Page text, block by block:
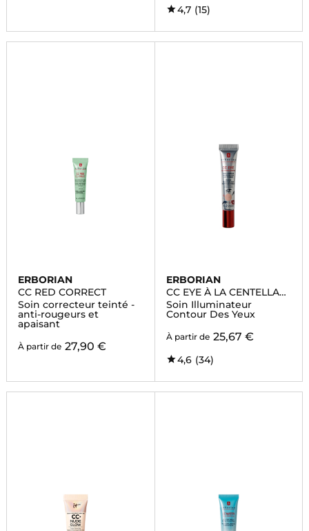
4,7 (15)
ERBORIAN
CC RED CORRECT
Soin correcteur teinté -
anti-rougeurs et
apaisant
À partir de 27,90 €
ERBORIAN
CC EYE À LA CENTELLA
ASIATICA
Soin Illuminateur
Contour Des Yeux
À partir de 25,67 €
4,6 (34)